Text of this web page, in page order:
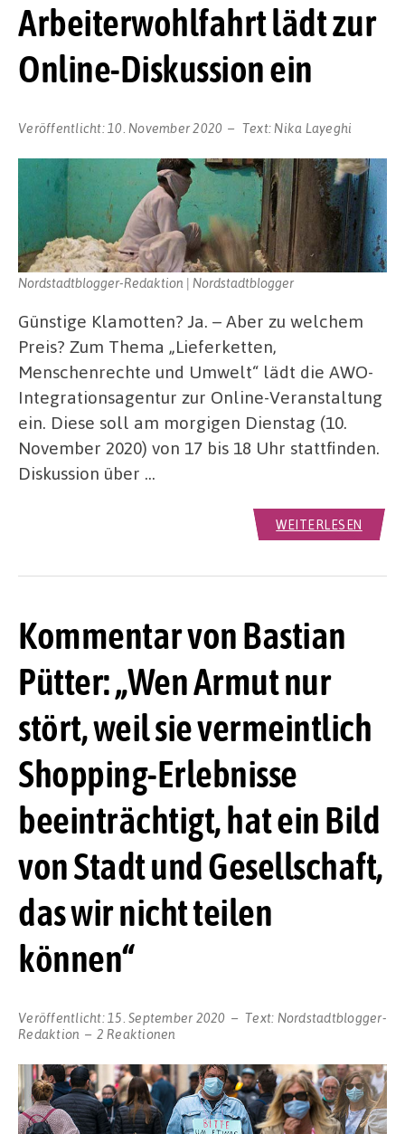
Arbeiterwohlfahrt lädt zur
Online-Diskussion ein
Veröffentlicht: 10. November 2020 Text: Nika Layeghi
Nordstadtblogger-Redaktion | Nordstadtblogger
Günstige Klamotten? Ja. – Aber zu welchem
Preis? Zum Thema „Lieferketten,
Menschenrechte und Umwelt“ lädt die AWO-
Integrationsagentur zur Online-Veranstaltung
ein. Diese soll am morgigen Dienstag (10.
November 2020) von 17 bis 18 Uhr stattfinden.
Diskussion über …
WEITERLESEN
Kommentar von Bastian
Pütter: „Wen Armut nur
stört, weil sie vermeintlich
Shopping-Erlebnisse
beeinträchtigt, hat ein Bild
von Stadt und Gesellschaft,
das wir nicht teilen
können“
Veröffentlicht: 15. September 2020 Text: Nordstadtblogger-
Redaktion
2 Reaktionen